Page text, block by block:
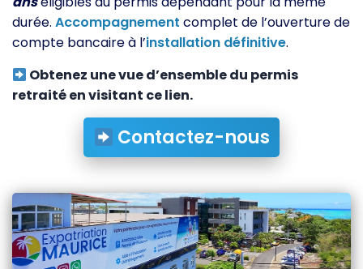
durée. Accompagnement complet de l’ouverture de
compte bancaire à l’installation définitive.
Obtenez une vue d’ensemble du permis
retraité en visitant ce lien.
Contactez-nous